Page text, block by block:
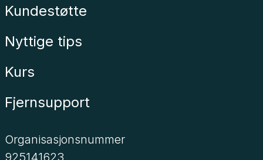
Kundestøtte
Nyttige tips
Kurs
Fjernsupport
Organisasjonsnummer
925141623